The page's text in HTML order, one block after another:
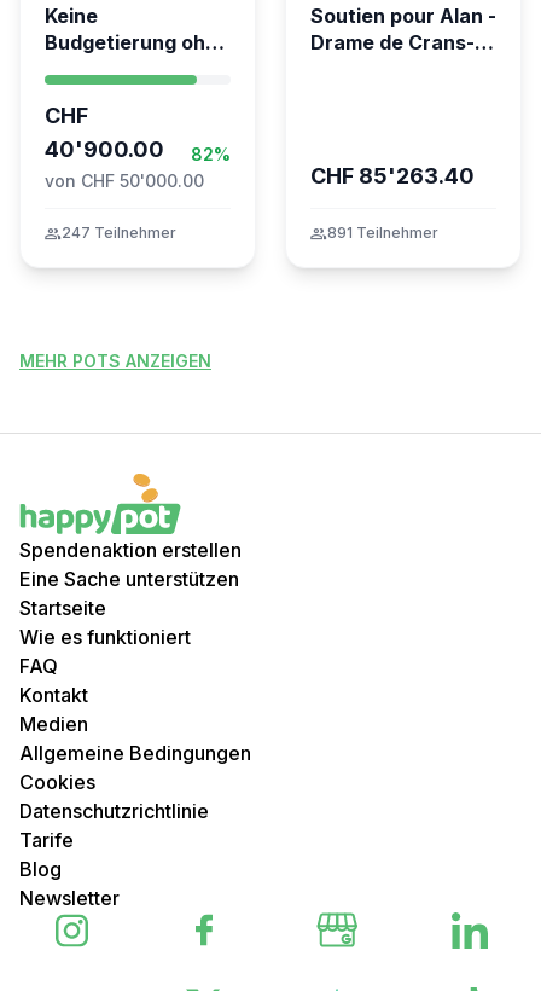
Keine
Budgetierung ohne
Höchstgrenze
unabhängig prüfen
CHF
40'900.00
82%
von CHF 50'000.00
group247 Teilnehmer
Soutien pour Alan -
Drame de Crans-
CHF 85'263.40
group891 Teilnehmer
MEHR POTS ANZEIGEN
Spendenaktion erstellen
Eine Sache unterstützen
Startseite
Wie es funktioniert
FAQ
Kontakt
Medien
Allgemeine Bedingungen
Cookies
Datenschutzrichtlinie
Tarife
Blog
Newsletter